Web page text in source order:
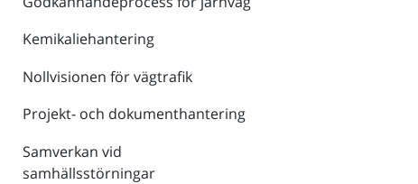
Kemikaliehantering
Nollvisionen för vägtrafik
Projekt- och dokumenthantering
Samverkan vid
samhällsstörningar